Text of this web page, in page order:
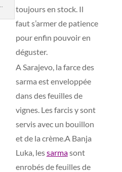
toujours en stock. Il
faut s’armer de patience
pour enfin pouvoir en
déguster.
A Sarajevo, la farce des
sarma est enveloppée
dans des feuilles de
vignes. Les farcis y sont
servis avec un bouillon
et de la crème.A Banja
Luka, lessarmasont
enrobés de feuilles de